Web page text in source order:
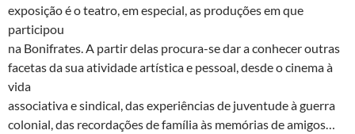
exposição é o teatro, em especial, as produções em que
participou
na Bonifrates. A partir delas procura-se dar a conhecer outras
facetas da sua atividade artística e pessoal, desde o cinema à
vida
associativa e sindical, das experiências de juventude à guerra
colonial, das recordações de família às memórias de amigos…